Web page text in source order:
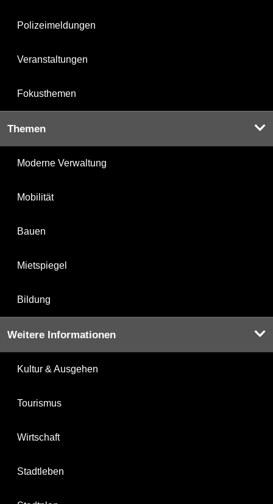
Polizeimeldungen
Veranstaltungen
Fokusthemen
Themen
Moderne Verwaltung
Mobilität
Bauen
Mietspiegel
Bildung
Weitere Informationen
Kultur & Ausgehen
Tourismus
Wirtschaft
Stadtleben